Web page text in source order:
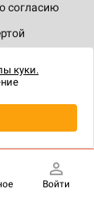
согласию
Войти
куки.